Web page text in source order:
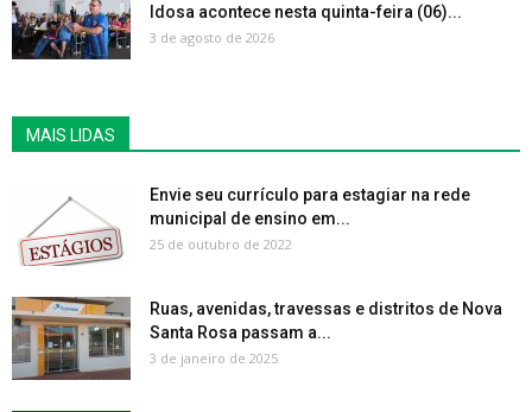
Idosa acontece nesta quinta-feira (06)...
3 de agosto de 2026
MAIS LIDAS
Envie seu currículo para estagiar na rede
municipal de ensino em...
25 de outubro de 2022
Ruas, avenidas, travessas e distritos de Nova
Santa Rosa passam a...
3 de janeiro de 2025